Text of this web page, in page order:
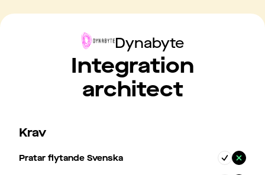
Dynabyte
Integration
architect
Krav
Pratar flytande Svenska